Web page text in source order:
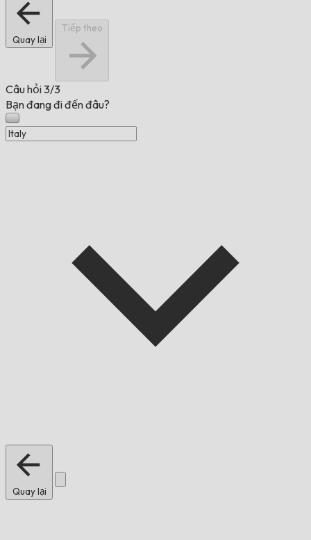
Quay lại
Tiếp theo
Câu hỏi3/3
Bạn đang đi đến đâu?
Quay lại